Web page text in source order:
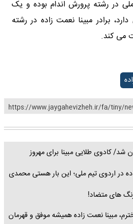
در رشته پرورش اندام بوده و یک
برادر مبینا نعمت زاده در رشته
می کند.
https://www.jaygahevizheh.ir/fa/tiny/
شد/ کادوی طلایی مبینا برای مهروز
در اردوی تیم ملی؛ این بار هستی محمدی
رنگ های متضاد!
مبینا نعمت زاده همیشه موفق و قهرمان